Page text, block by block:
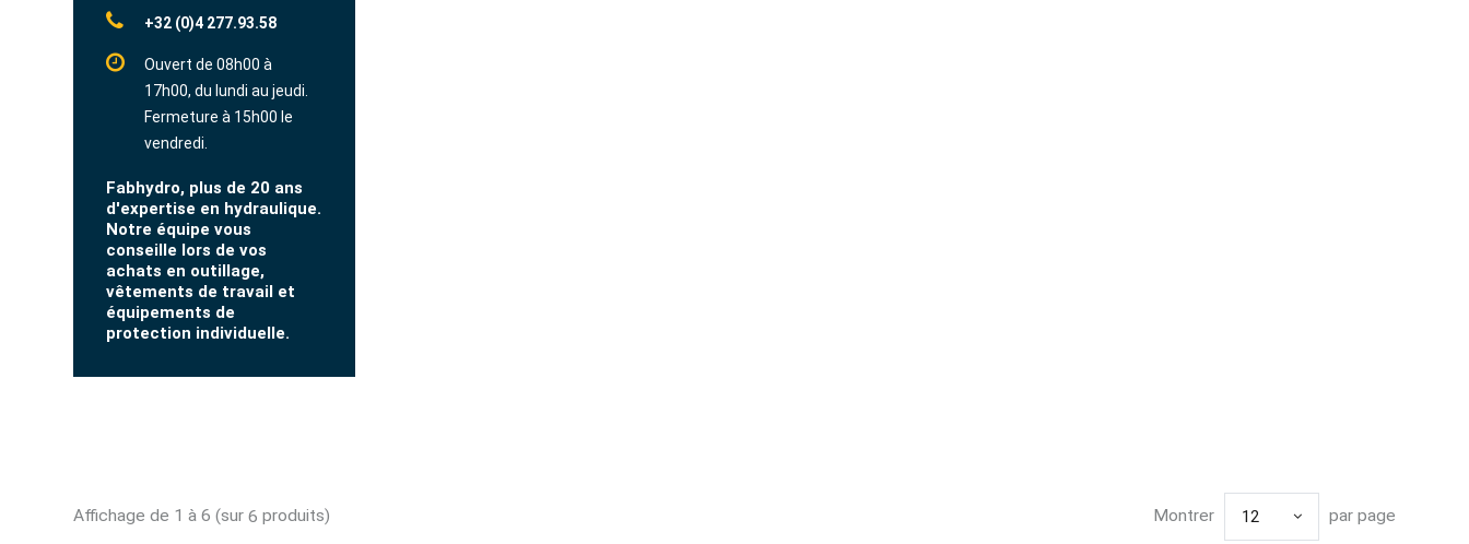
+32 (0)4 277.93.58
Ouvert de 08h00 à
17h00, du lundi au jeudi.
Fermeture à 15h00 le
vendredi.
Fabhydro, plus de 20 ans
d'expertise en hydraulique.
Notre équipe vous
conseille lors de vos
achats en outillage,
vêtements de travail et
équipements de
protection individuelle.
Affichage de 1 à 6 (sur 6 produits) Montrer 12 par page